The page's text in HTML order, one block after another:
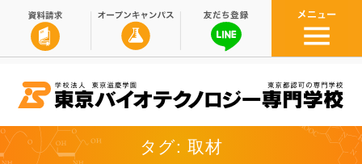
タグ: 取材